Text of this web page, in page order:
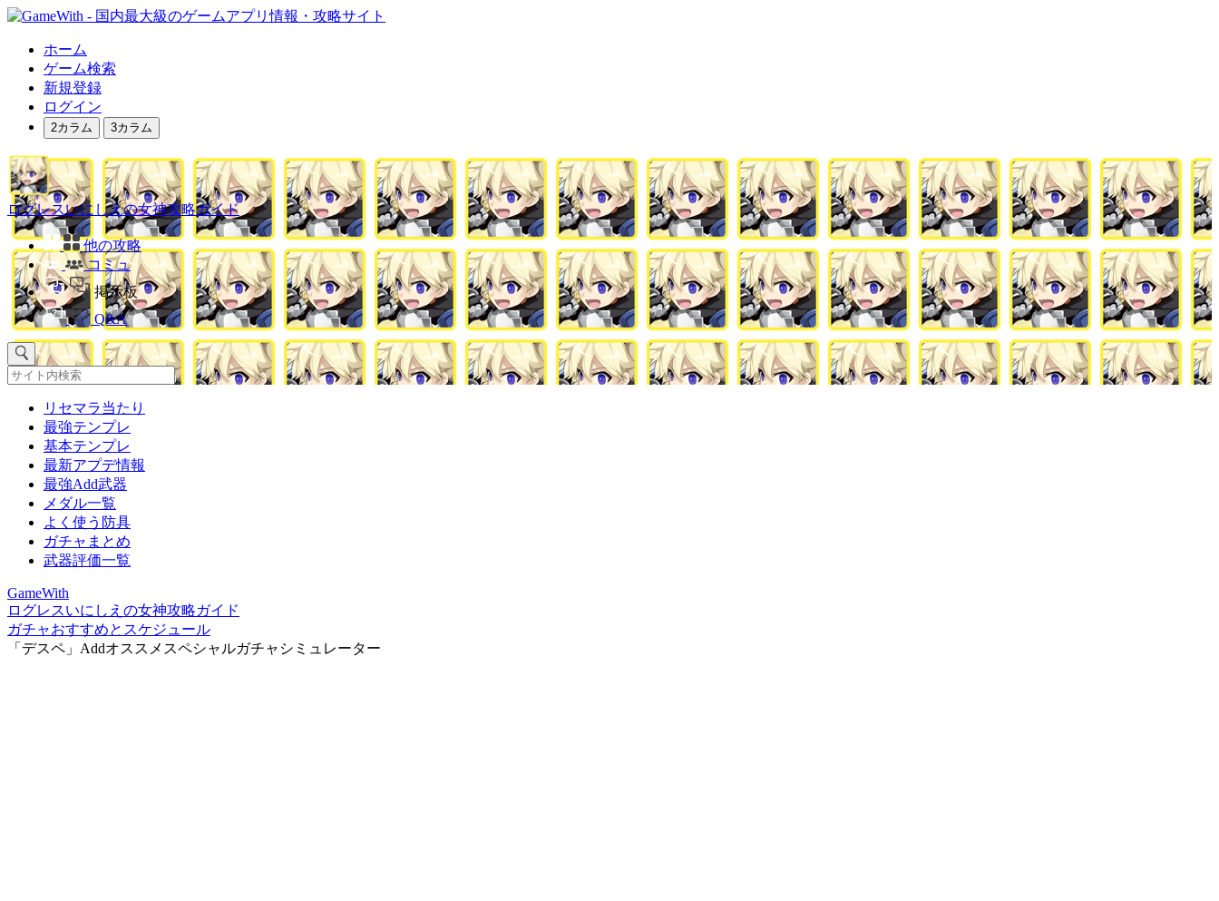
ホーム
ゲーム検索
新規登録
ログイン
2カラム 3カラム
ログレスいにしえの女神攻略ガイド
他の攻略
コミュ
掲示板
Q&A
リセマラ当たり
最強テンプレ
基本テンプレ
最新アプデ情報
最強Add武器
メダル一覧
よく使う防具
ガチャまとめ
武器評価一覧
GameWith
ログレスいにしえの女神攻略ガイド
ガチャおすすめとスケジュール
「デスペ」Addオススメスペシャルガチャシミュレーター